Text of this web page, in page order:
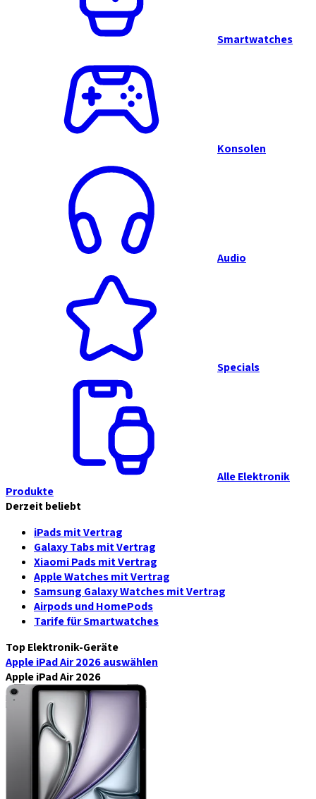
Smartwatches
Konsolen
Audio
Specials
Alle Elektronik
Produkte
Derzeit beliebt
iPads mit Vertrag
Galaxy Tabs mit Vertrag
Xiaomi Pads mit Vertrag
Apple Watches mit Vertrag
Samsung Galaxy Watches mit Vertrag
Airpods und HomePods
Tarife für Smartwatches
Top Elektronik-Geräte
Apple iPad Air 2026auswählen
Apple iPad Air 2026